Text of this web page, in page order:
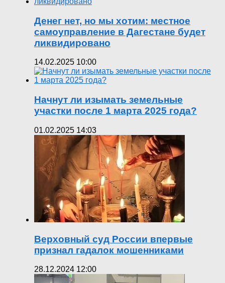
Денег нет, но мы хотим: местное
самоуправление в Дагестане будет
ликвидировано
14.02.2025 10:00
Начнут ли изымать земельные
участки после 1 марта 2025 года?
01.02.2025 14:03
Верховный суд России впервые
признал гадалок мошенниками
28.12.2024 12:00